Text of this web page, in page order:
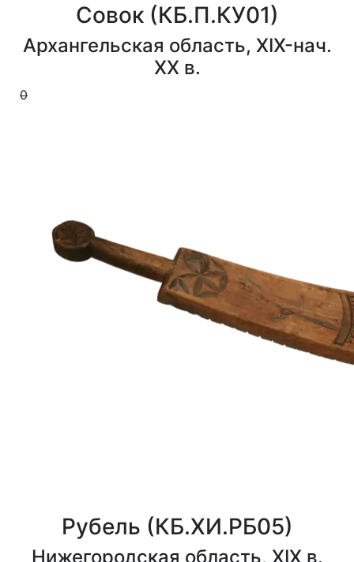
Совок (КБ.П.КУ01)
Архангельская область, XIX-нач.
XX в.
0
Рубель (КБ.ХИ.РБ05)
Нижегородская область, XIX в.